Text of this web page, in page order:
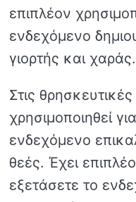
επιπλέον
ενδεχόμενο
γιορτής και χαράς.
Στις
χρησιμοποιηθεί
ενδεχόμενο
θεές. Έχει
εξετάσετε το